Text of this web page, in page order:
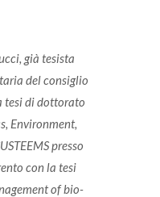
già tesista
del consiglio
tesi di dottorato
Environment,
presso
con la tesi
of bio-